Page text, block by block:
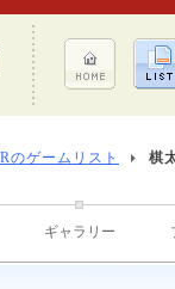
のゲームリスト 棋
ギャラリー